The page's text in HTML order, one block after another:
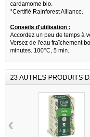
cardamome bio.
°Certifié Rainforest Alliance.
Conseils d'utilisation :
Accordez un peu de temps à
Versez de l'eau fraîchement
minutes. 100°C, 5 min.
23 AUTRES PRODUITS
‹